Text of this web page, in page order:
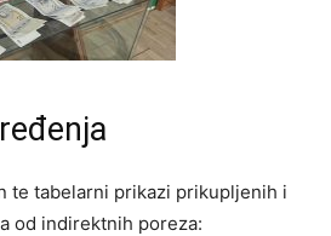
te tabelarni prikazi prikupljenih i
od indirektnih poreza: